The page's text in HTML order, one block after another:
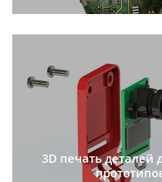
3D печать деталей